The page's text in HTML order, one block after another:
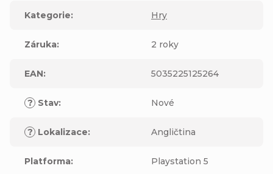
Kategorie: Hry
Záruka: 2 roky
EAN: 5035225125264
? Stav: Nové
? Lokalizace: Angličtina
Platforma: Playstation 5